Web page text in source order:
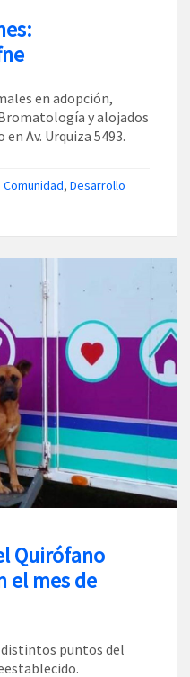
en adopción,
y alojados
Av. Urquiza 5493.
Comunidad, Desarrollo
Quirófano
el mes de
puntos del